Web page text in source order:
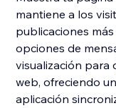
mantiene a los
publicaciones
opciones de
visualización para
web, ofreciendo
aplicación